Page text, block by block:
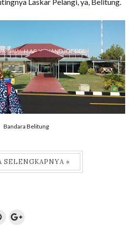
Bandara Belitung
SELENGKAPNYA »